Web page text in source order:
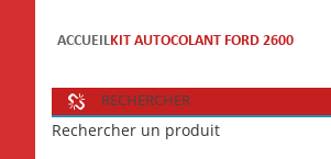
ACCUEILKIT AUTOCOLANT FORD 2600
RECHERCHER
Rechercher un produit